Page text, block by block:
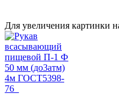
Для увеличения картинки